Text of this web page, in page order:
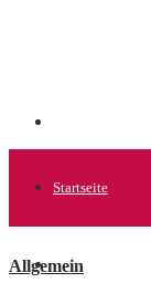
Startseite
Allgemein
Allgemein